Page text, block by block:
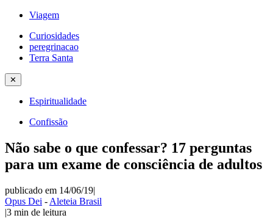
Viagem
Curiosidades
peregrinacao
Terra Santa
✕
Espiritualidade
Confissão
Não sabe o que confessar? 17 perguntas
para um exame de consciência de adultos
publicado em 14/06/19|
Opus Dei - Aleteia Brasil
|3 min de leitura